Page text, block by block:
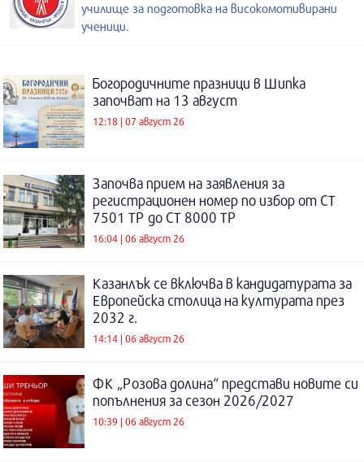
училище за подготовка на високомотивирани
ученици.
Богородичните празници в Шипка
започват на 13 август
12:18 | 07 август 26
Започва прием на заявления за
регистрационен номер по избор от СТ
7501 ТР до СТ 8000 ТР
16:04 | 06 август 26
Казанлък се включва в кандидатурата за
Европейска столица на културата през
2032 г.
14:14 | 06 август 26
ФК „Розова долина“ представи новите си
попълнения за сезон 2026/2027
10:39 | 06 август 26